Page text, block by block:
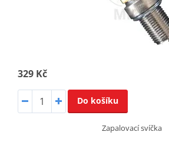
329 Kč
Do košíku
Zapalovací svíčka